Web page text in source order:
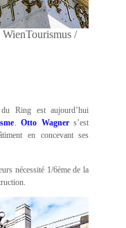
/
Ring est aujourd’hui
.Otto Wagner s’est
en concevant ses
nécessité 1/6ème de la